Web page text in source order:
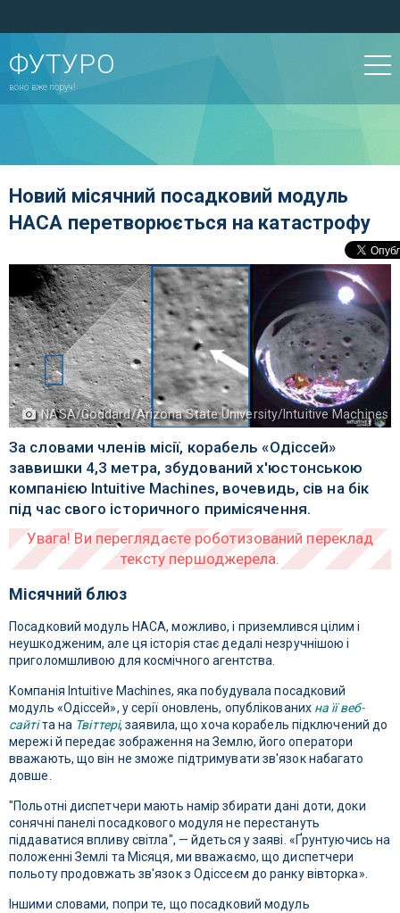
ФУТУРО
воно вже поруч!
Новий місячний посадковий модуль
НАСА перетворюється на катастрофу
NASA/Goddard/Arizona State University/Intuitive Machines
За словами членів місії, корабель «Одіссей»
заввишки 4,3 метра, збудований х'юстонською
компанією Intuitive Machines, вочевидь, сів на бік
під час свого історичного примісячення.
Місячний блюз
Посадковий модуль НАСА, можливо, і приземлився цілим і
неушкодженим, але ця історія стає дедалі незручнішою і
приголомшливою для космічного агентства.
Компанія Intuitive Machines, яка побудувала посадковий
модуль «Одіссей», у серії оновлень, опублікованих на її веб-
сайтіта на Твіттері, заявила, що хоча корабель підключений до
мережі й передає зображення на Землю, його оператори
вважають, що він не зможе підтримувати зв'язок набагато
довше.
"Польотні диспетчери мають намір збирати дані доти, доки
сонячні панелі посадкового модуля не перестануть
піддаватися впливу світла", — йдеться у заяві. «Ґрунтуючись на
положенні Землі та Місяця, ми вважаємо, що диспетчери
польоту продовжать зв'язок з Одіссеєм до ранку вівторка».
Іншими словами, попри те, що посадковий модуль